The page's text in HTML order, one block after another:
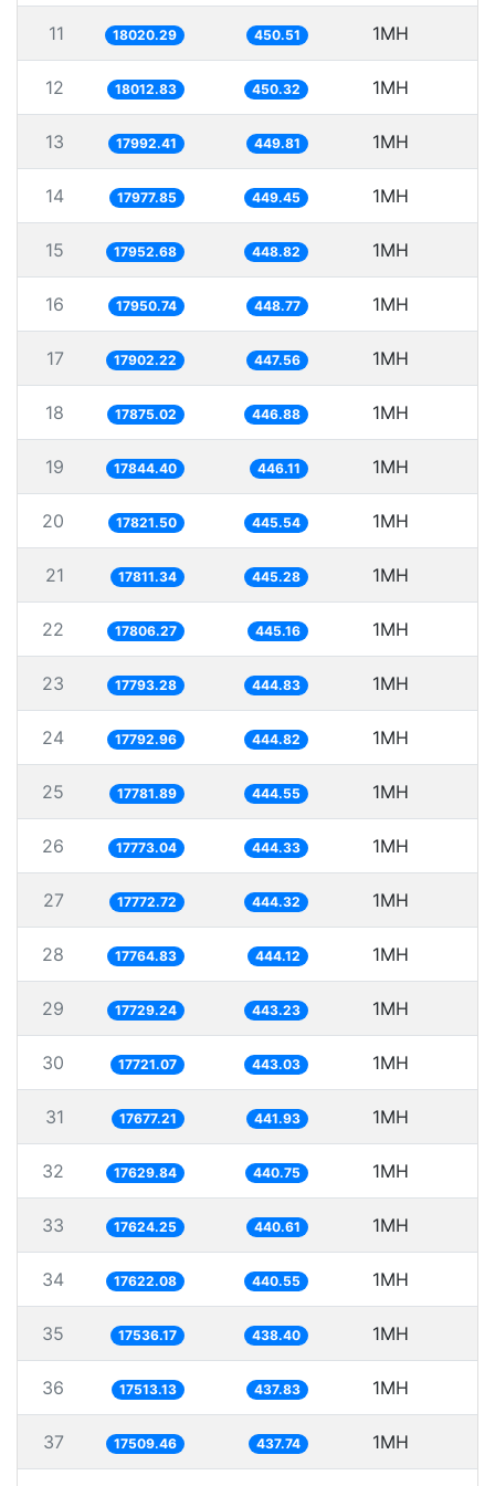
11 18020.29 450.51 1MH
12 18012.83 450.32 1MH
13 17992.41 449.81 1MH
14 17977.85 449.45 1MH
15 17952.68 448.82 1MH
16 17950.74 448.77 1MH
17 17902.22 447.56 1MH
18 17875.02 446.88 1MH
19 17844.40 446.11 1MH
20 17821.50 445.54 1MH
21 17811.34 445.28 1MH
22 17806.27 445.16 1MH
23 17793.28 444.83 1MH
24 17792.96 444.82 1MH
25 17781.89 444.55 1MH
26 17773.04 444.33 1MH
27 17772.72 444.32 1MH
28 17764.83 444.12 1MH
29 17729.24 443.23 1MH
30 17721.07 443.03 1MH
31 17677.21 441.93 1MH
32 17629.84 440.75 1MH
33 17624.25 440.61 1MH
34 17622.08 440.55 1MH
35 17536.17 438.40 1MH
36 17513.13 437.83 1MH
37 17509.46 437.74 1MH